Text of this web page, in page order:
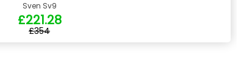
Sven Sv9
£221.28
£354